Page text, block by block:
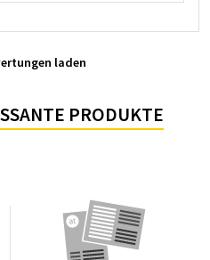
laden
PRODUKTE